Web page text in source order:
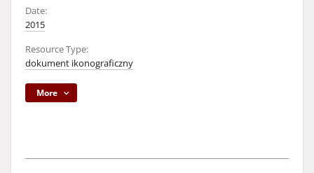
Date:
2015
Resource Type:
dokument ikonograficzny
More